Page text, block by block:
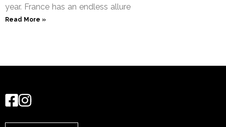
year. France has an endless allure
Read More »